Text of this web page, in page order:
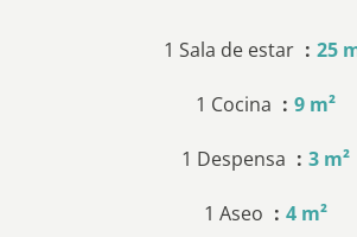
1 Sala de estar 25
1 Cocina 9 m²
1 Despensa 3 m²
1 Aseo 4 m²